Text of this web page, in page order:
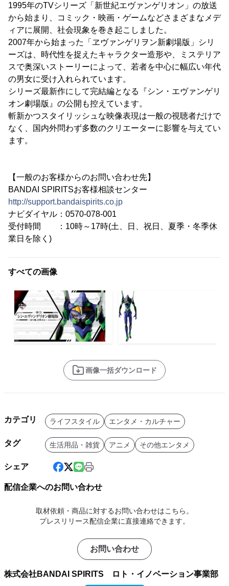
1995年のTVシリーズ「新世紀エヴァンゲリオン」の放送
から始まり、コミック・映画・ゲームなどさまざまなメデ
ィアに展開、社会現象を巻き起こしました。
2007年から始まった「ヱヴァンゲリヲン新劇場版」シリ
ーズは、時代性を捉えたキャラクター造形や、ミステリア
スで奥深いストーリーによって、若者を中心に幅広い年代
の男女に受け入れられています。
シリーズ最新作にして完結編となる『シン・エヴァンゲリ
オン劇場版』の公開も控えています。
斬新かつスタイリッシュな映像表現は一般の視聴者だけで
なく、国内外問わず多数のクリエーターに影響を与えてい
ます。
【一般のお客様からのお問い合わせ先】
BANDAI SPIRITSお客様相談センター
http://support.bandaispirits.co.jp
ナビダイヤル：0570-078-001
受付時間 ：10時～17時(土、日、祝日、夏季・冬季休
業日を除く)
すべての画像
画像一括ダウンロード
カテゴリ ライフスタイル エンタメ・カルチャー
タグ 生活用品・雑貨 アニメ その他エンタメ
シェア
配信企業へのお問い合わせ
取材依頼・商品に対するお問い合わせはこちら。
プレスリリース配信企業に直接連絡できます。
お問い合わせ
株式会社BANDAI SPIRITS ロト・イノベーション事業部